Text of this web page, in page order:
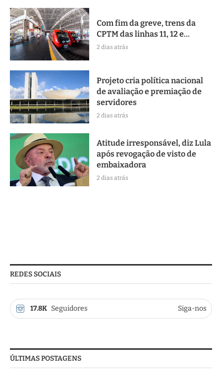
Com fim da greve, trens da
CPTM das linhas 11, 12 e...
2 dias atrás
Projeto cria política nacional
de avaliação e premiação de
servidores
2 dias atrás
Atitude irresponsável, diz Lula
após revogação de visto de
embaixadora
2 dias atrás
REDES SOCIAIS
17.8K Seguidores Siga-nos
ÚLTIMAS POSTAGENS